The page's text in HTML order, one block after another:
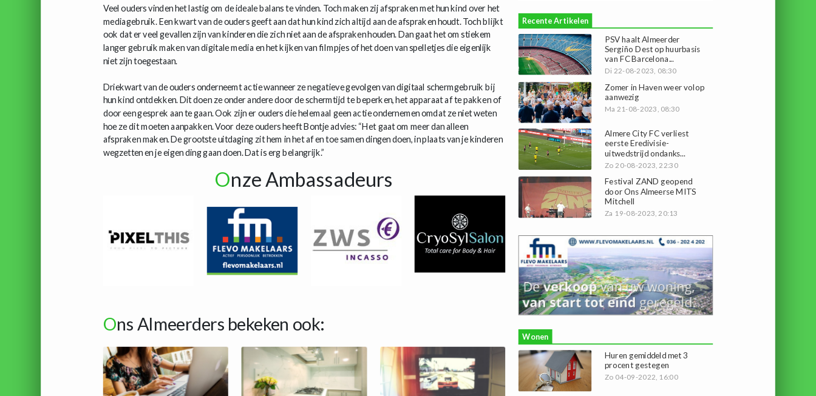
Veel ouders vinden het lastig om de ideale balans te vinden. Toch maken zij afspraken met hun kind over het
mediagebruik. Een kwart van de ouders geeft aan dat hun kind zich altijd aan de afspraken houdt. Toch blijkt
ook dat er veel gevallen zijn van kinderen die zich niet aan de afspraken houden. Dan gaat het om stiekem
langer gebruik maken van digitale media en het kijken van filmpjes of het doen van spelletjes die eigenlijk
niet zijn toegestaan.
Driekwart van de ouders onderneemt actie wanneer ze negatieve gevolgen van digitaal schermgebruik bij
hun kind ontdekken. Dit doen ze onder andere door de schermtijd te beperken, het apparaat af te pakken of
door een gesprek aan te gaan. Ook zijn er ouders die helemaal geen actie ondernemen omdat ze niet weten
hoe ze dit moeten aanpakken. Voor deze ouders heeft Bontje advies: “Het gaat om meer dan alleen
afspraken maken. De grootste uitdaging zit hem in het af en toe samen dingen doen, in plaats van je kinderen
wegzetten en je eigen ding gaan doen. Dat is erg belangrijk.”
Onze Ambassadeurs
Ons Almeerders bekeken ook:
Recente Artikelen
PSV haalt Almeerder
Sergiño Dest op huurbasis
van FC Barcelona...
Di 22-08-2023, 08:30
Zomer in Haven weer volop
aanwezig
Ma 21-08-2023, 08:30
Almere City FC verliest
eerste Eredivisie-
uitwedstrijd ondanks...
Zo 20-08-2023, 22:30
Festival ZAND geopend
door Ons Almeerse MITS
Mitchell
Za 19-08-2023, 20:13
Wonen
Huren gemiddeld met 3
procent gestegen
Zo 04-09-2022, 16:00